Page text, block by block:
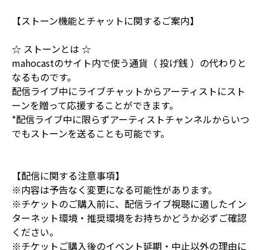
【ストーン機能とチャットに関するご案内】
☆ ストーンとは ☆
mahocastのサイト内で使う通貨（ 投げ銭 ）の代わりと
なるものです。
配信ライブ中にライブチャットからアーティストにスト
ーンを贈って応援することができます。
*配信ライブ中に限らずアーティストチャンネルからいつ
でもストーンを送ることも可能です。
【配信に関する注意事項】
※内容は予告なく変更になる可能性があります。
※チケットのご購入前に、配信ライブ視聴に適したイン
ターネット環境・推奨環境をお持ちかどうか必ずご確認
ください。
※チケットご購入後のイベント延期・中止以外の理由に